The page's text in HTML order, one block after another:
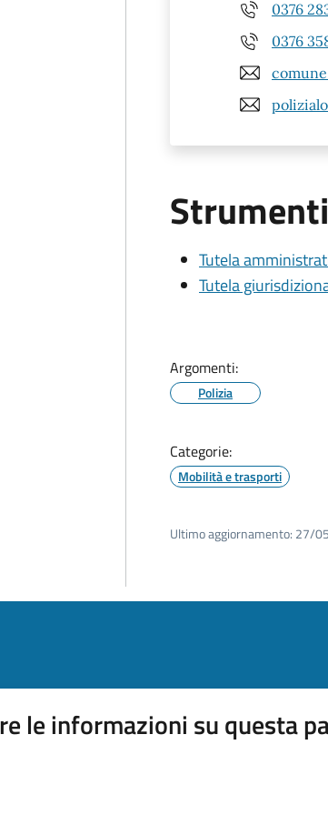
0376
0376
Tutela
Tutela
Argomenti:
Polizia
Categorie:
Mobilità e trasporti
Ultimo aggiornamento: 27/
le informazioni su questa